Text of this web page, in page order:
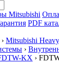
Mitsubishi
PDF
› Mitsubishi Heavy
›
KX ›